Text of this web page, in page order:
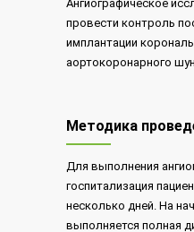
Ангиографическое
провести контроль
имплантации
аортокоронарного
Методика
Для выполнения
госпитализация
несколько дней. На
выполняется полная